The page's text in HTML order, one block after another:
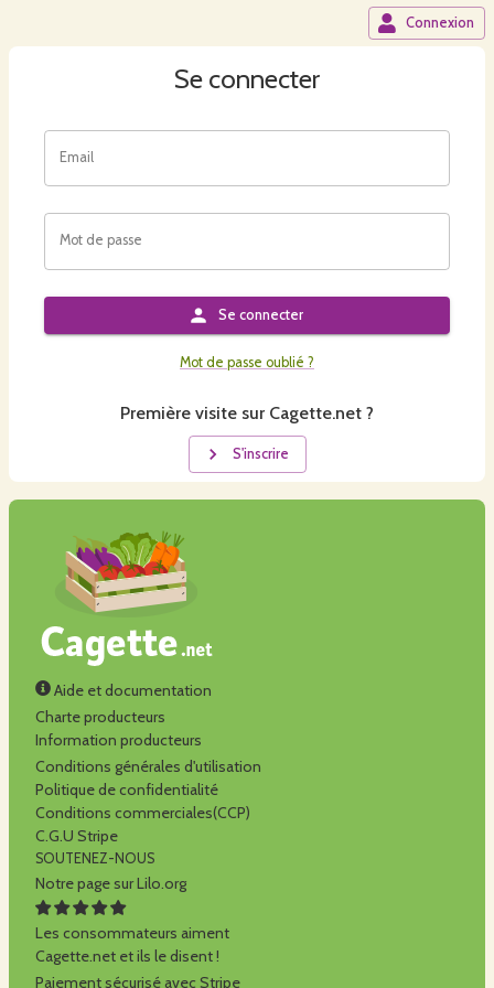
Connexion
Se connecter
Email
Mot de passe
Se connecter
Mot de passe oublié ?
Première visite sur Cagette.net ?
S'inscrire
Aide et documentation
Charte producteurs
Information producteurs
Conditions générales d'utilisation
Politique de confidentialité
Conditions commerciales(CCP)
C.G.U Stripe
SOUTENEZ-NOUS
Notre page sur Lilo.org
Les consommateurs aiment
Cagette.net et ils le disent !
Paiement sécurisé avec Stripe